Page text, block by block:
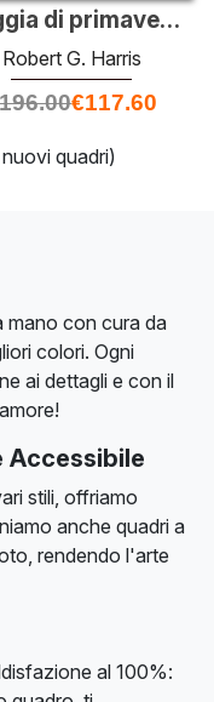
Pioggia di primavera (Ecstacy), Home Journal illustrazione delle
Robert G. Harris
196.00€117.60
nuovi quadri)
mano con cura da
colori. Ogni
ai dettagli e con il
Accessibile
stili, offriamo
anche quadri a
rendendo l'arte
al 100%: